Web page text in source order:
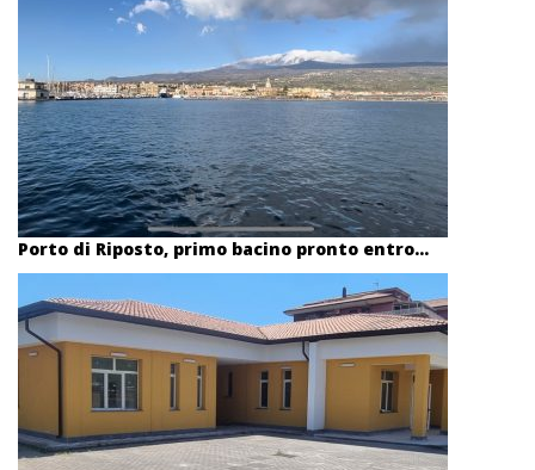
Porto di Riposto, primo bacino pronto entro...